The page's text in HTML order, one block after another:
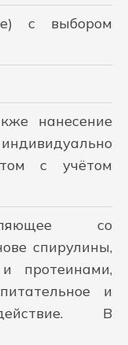
с выбором
нанесение
с учётом
со
спирулины,
протеинами,
и
В